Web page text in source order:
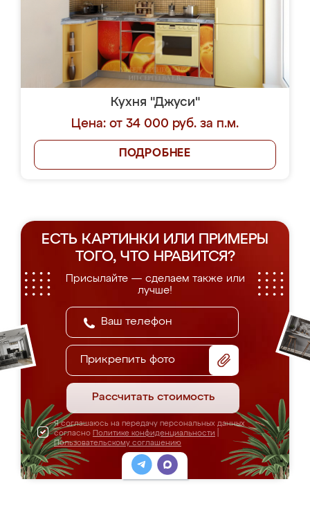
Кухня "Джуси"
Цена: от 34 000 руб. за п.м.
ПОДРОБНЕЕ
ЕСТЬ КАРТИНКИ ИЛИ ПРИМЕРЫ
ТОГО, ЧТО НРАВИТСЯ?
Присылайте — сделаем также или
лучше!
Прикрепить фото
Рассчитать стоимость
Я соглашаюсь на передачу персональных данных
согласно Политике конфиденциальности
Пользовательскому соглашению